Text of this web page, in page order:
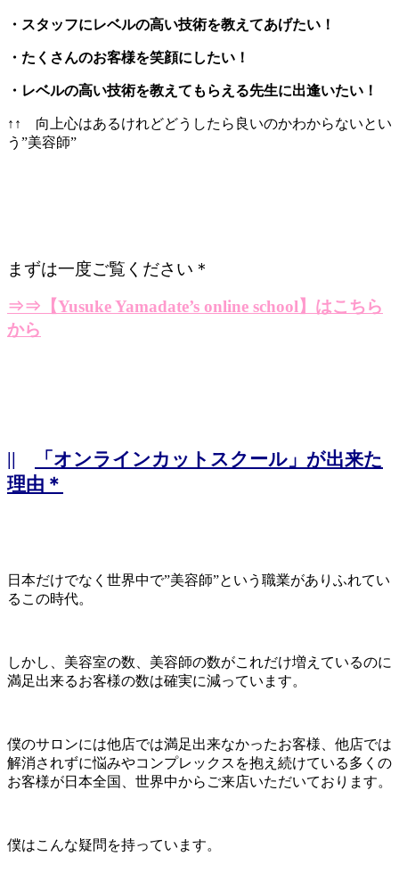
・スタッフにレベルの高い技術を教えてあげたい！
・たくさんのお客様を笑顔にしたい！
・レベルの高い技術を教えてもらえる先生に出逢いたい！
↑↑ 向上心はあるけれどどうしたら良いのかわからないとい
う”美容師”
まずは一度ご覧ください＊
⇒⇒ 【Yusuke Yamadate’s online school】はこちら
から
||
「オンラインカットスクール」が出来た
理由＊
日本だけでなく世界中で”美容師”という職業がありふれてい
るこの時代。
しかし、美容室の数、美容師の数がこれだけ増えているのに
満足出来るお客様の数は確実に減っています。
僕のサロンには他店では満足出来なかったお客様、他店では
解消されずに悩みやコンプレックスを抱え続けている多くの
お客様が日本全国、世界中からご来店いただいております。
僕はこんな疑問を持っています。